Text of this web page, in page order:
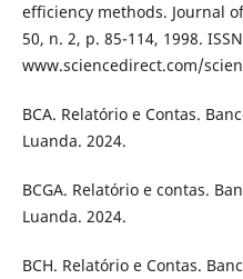
efficiency methods. Journal
50, n. 2, p. 85-114, 1998.
www.sciencedirect.com/
BCA. Relatório e Contas.
Luanda. 2024.
BCGA. Relatório e contas.
Luanda. 2024.
BCH. Relatório e Contas.